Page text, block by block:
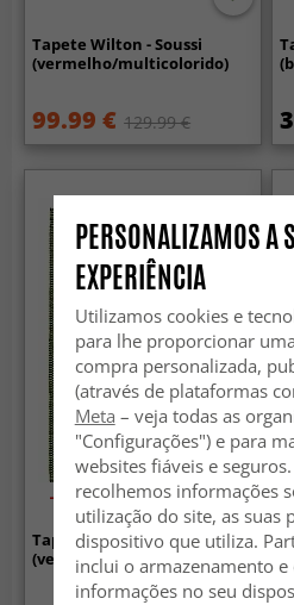
Tapete Wilton - Soussi
(vermelho/multicolorido)
99.99 € 129.99 €
-50%
Tapete de retalhos - Tuva
(verde)
PERSONALIZAMOS A
EXPERIÊNCIA
Utilizamos cookies e
para lhe proporcionar
compra personalizada,
(através de plataformas
Meta – veja todas as
"Configurações") e para
websites fiáveis e
recolhemos informações
utilização do site, as suas
dispositivo que utiliza.
inclui o armazenamento e
informações no seu